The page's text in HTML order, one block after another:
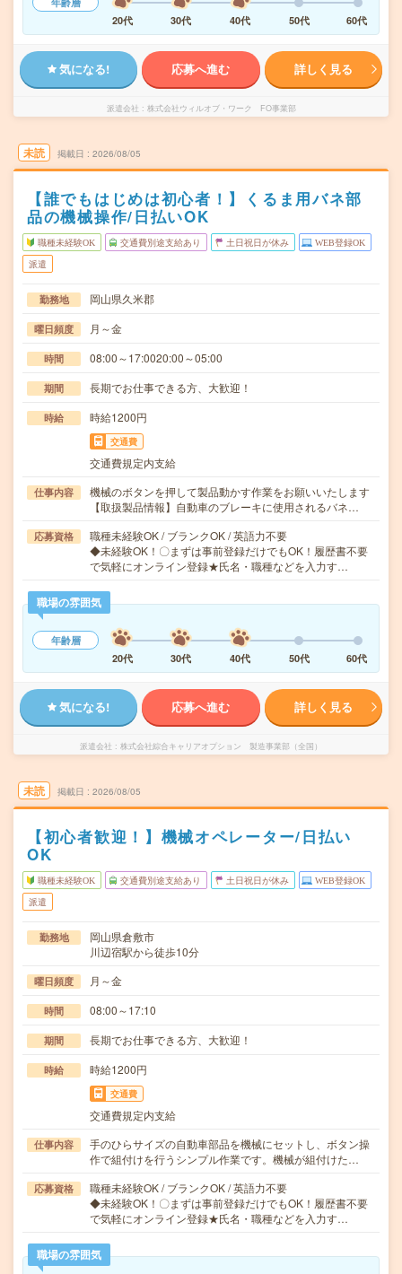
20代
30代 40代 50代 60代
気になる! 応募へ進む 詳しく見る
派遣会社 株式会社ウィルオブ・ワーク FO事業部
未読 掲載日 2026/08/05
【誰でもはじめは初心者！】くるま用バネ部
品の機械操作/日払いOK
職種未経験OK 交通費別途支給あり 土日祝日が休み WEB登録OK
派遣
勤務地 岡山県久米郡
曜日頻度 月～金
時間 08:00～17:0020:00～05:00
期間 長期でお仕事できる方、大歓迎！
時給 時給1200円
交通費
交通費規定内支給
仕事内容
機械のボタンを押して製品動かす作業をお願いいたします
【取扱製品情報】自動車のブレーキに使用されるバネ…
応募資格
職種未経験OK / ブランクOK / 英語力不要
◆未経験OK！〇まずは事前登録だけでもOK！履歴書不要
で気軽にオンライン登録★氏名・職種などを入力す…
職場の雰囲気
年齢層
20代
30代 40代 50代 60代
気になる! 応募へ進む 詳しく見る
派遣会社 株式会社綜合キャリアオプション 製造事業部（全国）
未読 掲載日 2026/08/05
【初心者歓迎！】機械オペレーター/日払い
OK
職種未経験OK 交通費別途支給あり 土日祝日が休み WEB登録OK
派遣
勤務地
岡山県倉敷市
川辺宿駅から徒歩10分
曜日頻度 月～金
時間 08:00～17:10
期間 長期でお仕事できる方、大歓迎！
時給 時給1200円
交通費
交通費規定内支給
仕事内容
手のひらサイズの自動車部品を機械にセットし、ボタン操
作で組付けを行うシンプル作業です。機械が組付けた…
応募資格
職種未経験OK / ブランクOK / 英語力不要
◆未経験OK！〇まずは事前登録だけでもOK！履歴書不要
で気軽にオンライン登録★氏名・職種などを入力す…
職場の雰囲気